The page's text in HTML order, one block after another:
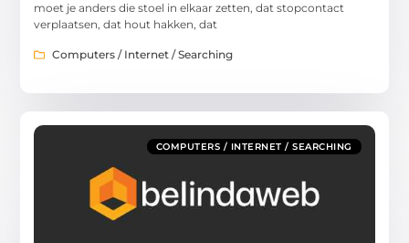
moet je anders die stoel in elkaar zetten, dat stopcontact
verplaatsen, dat hout hakken, dat
Computers / Internet / Searching
COMPUTERS / INTERNET / SEARCHING